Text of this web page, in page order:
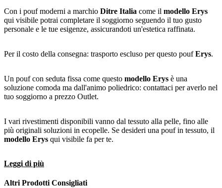
Con i pouf moderni a marchio Ditre Italia come il modello Erys
qui visibile potrai completare il soggiorno seguendo il tuo gusto
personale e le tue esigenze, assicurandoti un'estetica raffinata.
Per il costo della consegna: trasporto escluso per questo poufErys.
Un pouf con seduta fissa come questo modello Erys è una
soluzione comoda ma dall'animo poliedrico: contattaci per averlo nel
tuo soggiorno a prezzo Outlet.
I vari rivestimenti disponibili vanno dal tessuto alla pelle, fino alle
più originali soluzioni in ecopelle. Se desideri una pouf in tessuto, il
modello Erys qui visibile fa per te.
Leggi di più
Altri Prodotti Consigliati